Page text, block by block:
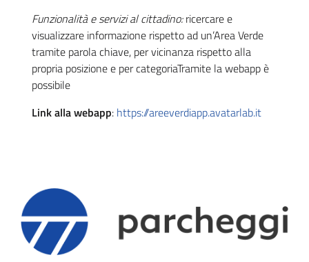
Funzionalità e servizi al cittadino:ricercare e
visualizzare informazione rispetto ad un’Area Verde
tramite parola chiave, per vicinanza rispetto alla
propria posizione e per categoriaTramite la webapp è
possibile
Link alla webapp: https://areeverdiapp.avatarlab.it